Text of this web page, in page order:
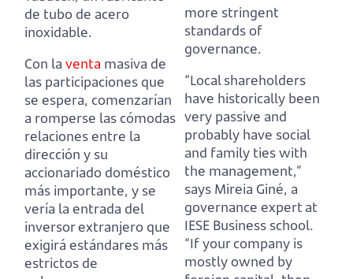
de tubo de acero
inoxidable.
Con la venta masiva de
las participaciones que
se espera, comenzarían
a romperse las cómodas
relaciones entre la
dirección y su
accionariado doméstico
más importante, y se
vería la entrada del
inversor extranjero que
exigirá estándares más
estrictos de
more stringent
standards of
governance.
“Local shareholders
have historically been
very passive and
probably have social
and family ties with
the management,”
says Mireia Giné, a
governance expert at
IESE Business school.
“If your company is
mostly owned by